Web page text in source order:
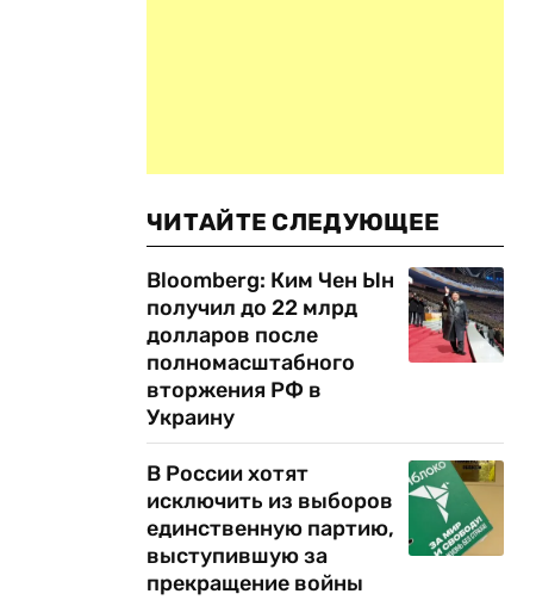
ЧИТАЙТЕ СЛЕДУЮЩЕЕ
Bloomberg: Ким Чен Ын
получил до 22 млрд
долларов после
полномасштабного
вторжения РФ в
Украину
В России хотят
исключить из выборов
единственную партию,
выступившую за
прекращение войны